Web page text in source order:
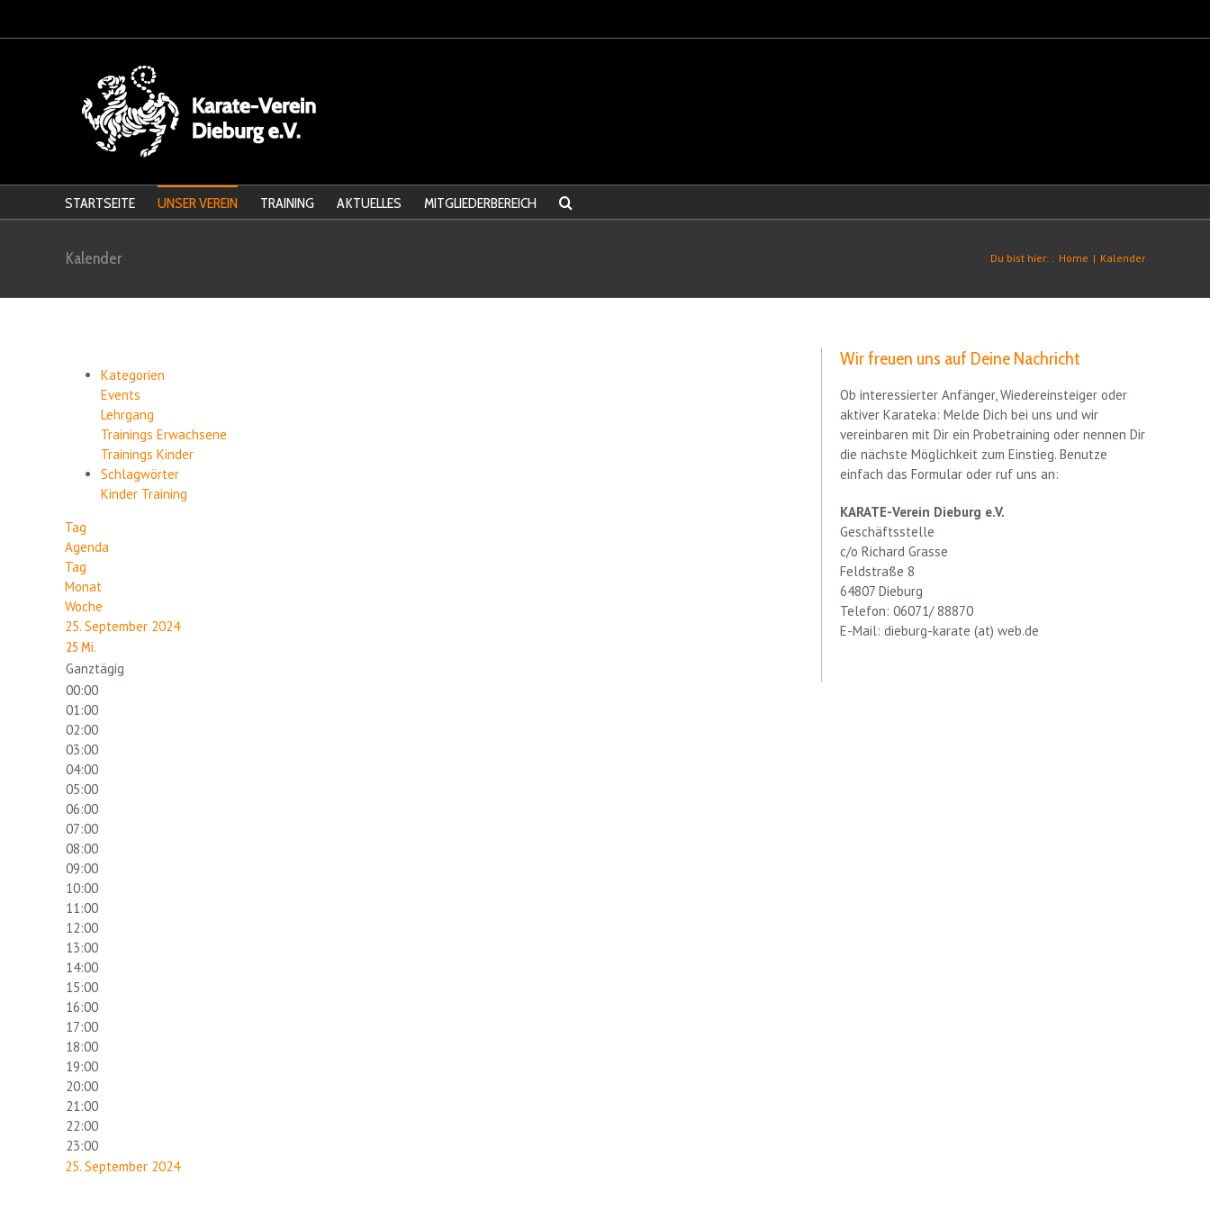
STARTSEITE UNSER VEREIN TRAINING AKTUELLES MITGLIEDERBEREICH
Kalender Du bist hier: : Home | Kalender
Kategorien
Events
Lehrgang
Trainings Erwachsene
Trainings Kinder
Schlagwörter
Kinder Training
Tag
Agenda
Tag
Monat
Woche
25. September 2024
25 Mi.
Ganztägig
00:00
01:00
02:00
03:00
04:00
05:00
06:00
07:00
08:00
09:00
10:00
11:00
12:00
13:00
14:00
15:00
16:00
17:00
18:00
19:00
20:00
21:00
22:00
23:00
25. September 2024
Wir freuen uns auf Deine Nachricht
Ob interessierter Anfänger, Wiedereinsteiger oder
aktiver Karateka: Melde Dich bei uns und wir
vereinbaren mit Dir ein Probetraining oder nennen Dir
die nächste Möglichkeit zum Einstieg. Benutze
einfach das Formular oder ruf uns an:
KARATE-Verein Dieburg e.V.
Geschäftsstelle
c/o Richard Grasse
Feldstraße 8
64807 Dieburg
Telefon: 06071/ 88870
E-Mail: dieburg-karate (at) web.de